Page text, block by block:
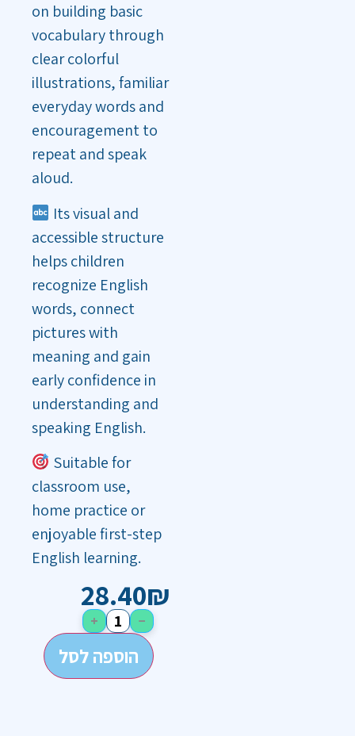
on building basic
vocabulary through
clear colorful
illustrations, familiar
everyday words and
encouragement to
repeat and speak
aloud.
Its visual and
accessible structure
helps children
recognize English
words, connect
pictures with
meaning and gain
early confidence in
understanding and
speaking English.
Suitable for
classroom use,
home practice or
enjoyable first-step
English learning.
28.40₪
−
+
הוספה לסל